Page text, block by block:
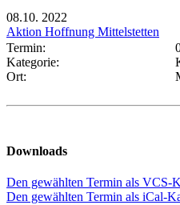
08.10. 2022
Aktion Hoffnung Mittelstetten
Termin:
Kategorie:
Ort:
Downloads
Den gewählten Termin als VCS-
Den gewählten Termin als iCal-